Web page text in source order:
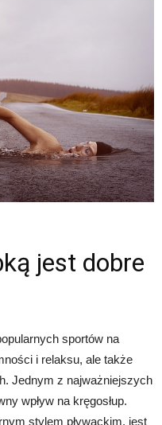
jest dobre
sportów na
i relaksu, ale także
Jednym z najważniejszych
wpływ na kręgosłup.
stylem pływackim, jest